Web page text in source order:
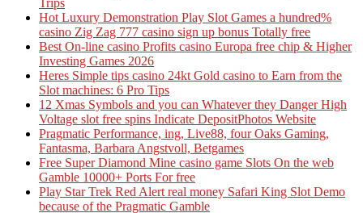
Trips
Hot Luxury Demonstration Play Slot Games a hundred%
casino Zig Zag 777 casino sign up bonus Totally free
Best On-line casino Profits casino Europa free chip & Higher
Investing Games 2026
Heres Simple tips casino 24kt Gold casino to Earn from the
Slot machines: 6 Pro Tips
12 Xmas Symbols and you can Whatever they Danger High
Voltage slot free spins Indicate DepositPhotos Website
Pragmatic Performance, ing, Live88, four Oaks Gaming,
Fantasma, Barbara Angstvoll, Betgames
Free Super Diamond Mine casino game Slots On the web
Gamble 10000+ Ports For free
Play Star Trek Red Alert real money Safari King Slot Demo
because of the Pragmatic Gamble